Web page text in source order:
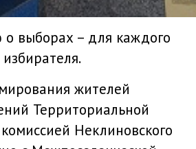
выборах – для каждого
избирателя.
жителей
Территориальной
Неклиновского